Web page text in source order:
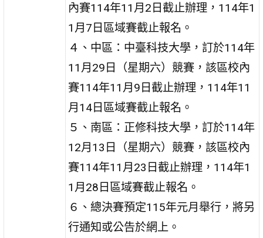
內賽114年11月2日截止辦理，114年1
1月7日區域賽截止報名。
４、中區：中臺科技大學，訂於114年
11月29日（星期六）競賽，該區校內
賽114年11月9日截止辦理，114年11
月14日區域賽截止報名。
５、南區：正修科技大學，訂於114年
12月13日（星期六）競賽，該區校內
賽114年11月23日截止辦理，114年1
1月28日區域賽截止報名。
６、總決賽預定115年元月舉行，將另
行通知或公告於網上。